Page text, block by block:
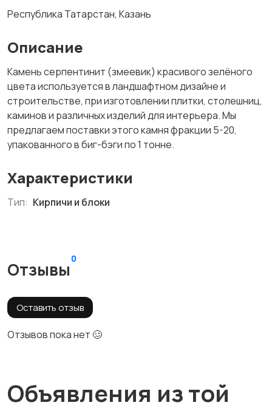
Республика Татарстан, Казань
Описание
Камень серпентинит (змеевик) красивого зелёного
цвета используется в ландшафтном дизайне и
строительстве, при изготовлении плитки, столешниц,
каминов и различных изделий для интерьера. Мы
предлагаем поставки этого камня фракции 5-20,
упакованного в биг-бэги по 1 тонне.
Характеристики
Тип: Кирпичи и блоки
Отзывы
0
Оставить отзыв
Отзывов пока нет 🥴
Объявления из той